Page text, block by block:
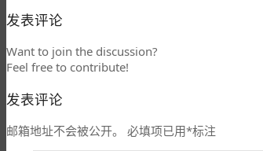
发表评论
Want to join the discussion?
Feel free to contribute!
发表评论
邮箱地址不会被公开。 必填项已用*标注